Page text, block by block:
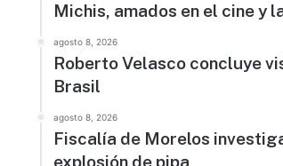
Michis, amados en el cine y
agosto 8, 2026
Roberto Velasco concluye
Brasil
agosto 8, 2026
Fiscalía de Morelos
explosión de pipa